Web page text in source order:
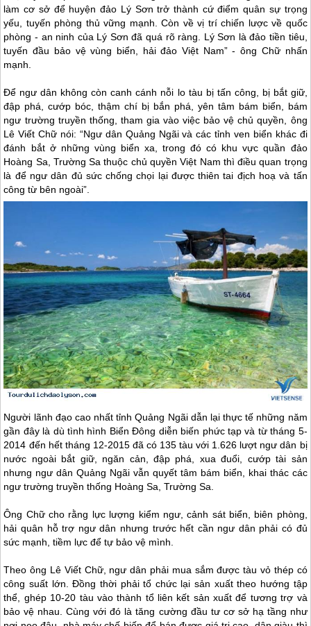
làm cơ sở để huyệnđảo Lý Sơn trở thành cứ điểm quân sự trọng
yếu, tuyến phòng thủ vững mạnh. Còn về vị trí chiến lược về quốc
phòng - an ninh của Lý Sơn đã quá rõ ràng. Lý Sơn là đảo tiền tiêu,
tuyến đầu bảo vệ vùng biển, hải đảo Việt Nam” - ông Chữ nhấn
mạnh.
Để ngư dân không còn canh cánh nỗi lo tàu bị tấn công, bị bắt giữ,
đập phá, cướp bóc, thậm chí bị bắn phá, yên tâm bám biển, bám
ngư trường truyền thống, tham gia vào việc bảo vệ chủ quyền, ông
Lê Viết Chữ nói: “Ngư dân Quảng Ngãi và các tỉnh ven biển khác đi
đánh bắt ở những vùng biển xa, trong đó có khu vực quần đảo
Hoàng Sa, Trường Sa thuộc chủ quyền Việt Nam thì điều quan trọng
là để ngư dân đủ sức chống chọi lại được thiên tai địch hoạ và tấn
công từ bên ngoài”.
Người lãnh đạo cao nhất tỉnh Quảng Ngãi dẫn lại thực tế những năm
gần đây là dù tình hình Biển Đông diễn biến phức tạp và từ tháng 5-
2014 đến hết tháng 12-2015 đã có 135 tàu với 1.626 lượt ngư dân bị
nước ngoài bắt giữ, ngăn cản, đập phá, xua đuổi, cướp tài sản
nhưng ngư dân Quảng Ngãi vẫn quyết tâm bám biển, khai thác các
ngư trường truyền thống Hoàng Sa, Trường Sa.
Ông Chữ cho rằng lực lượng kiểm ngư, cảnh sát biển, biên phòng,
hải quân hỗ trợ ngư dân nhưng trước hết cần ngư dân phải có đủ
sức mạnh, tiềm lực để tự bảo vệ mình.
Theo ông Lê Viết Chữ, ngư dân phải mua sắm được tàu vỏ thép có
công suất lớn. Đồng thời phải tổ chức lại sản xuất theo hướng tập
thể, ghép 10-20 tàu vào thành tổ liên kết sản xuất để tương trợ và
bảo vệ nhau. Cùng với đó là tăng cường đầu tư cơ sở hạ tầng như